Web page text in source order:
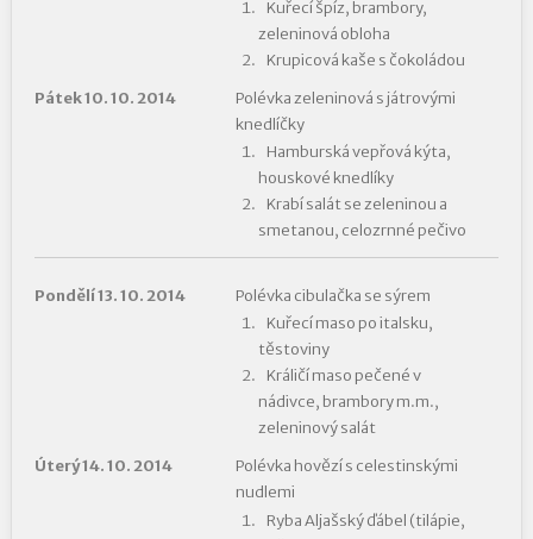
Kuřecí špíz, brambory,
zeleninová obloha
Krupicová kaše s čokoládou
Pátek 10. 10. 2014
Polévka zeleninová s játrovými
knedlíčky
Hamburská vepřová kýta,
houskové knedlíky
Krabí salát se zeleninou a
smetanou, celozrnné pečivo
Pondělí 13. 10. 2014
Polévka cibulačka se sýrem
Kuřecí maso po italsku,
těstoviny
Králičí maso pečené v
nádivce, brambory m.m.,
zeleninový salát
Úterý 14. 10. 2014
Polévka hovězí s celestinskými
nudlemi
Ryba Aljašský ďábel (tilápie,